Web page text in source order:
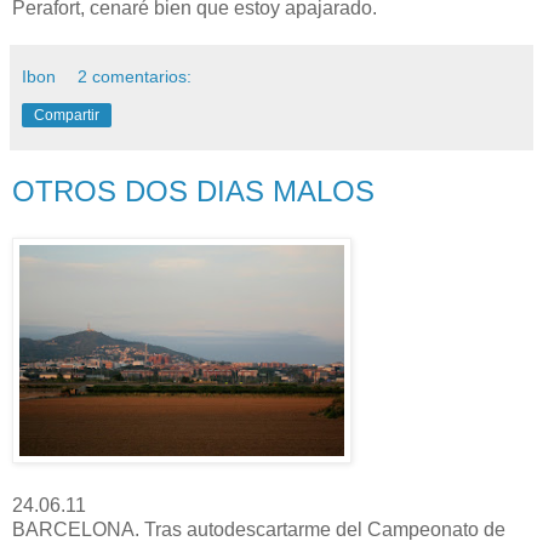
Perafort, cenaré bien que estoy apajarado.
Ibon 2 comentarios:
Compartir
OTROS DOS DIAS MALOS
24.06.11
BARCELONA. Tras autodescartarme del Campeonato de